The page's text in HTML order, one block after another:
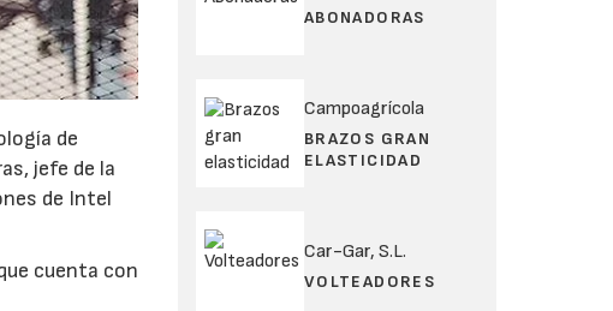
de
jefe de la
de Intel
cuenta con
ABONADORAS
Campoagrícola
BRAZOS GRAN
ELASTICIDAD
Car-Gar, S.L.
VOLTEADORES